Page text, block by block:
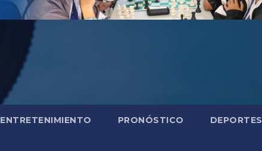
ENTRETENIMIENTO PRONÓSTICO DEPORTES